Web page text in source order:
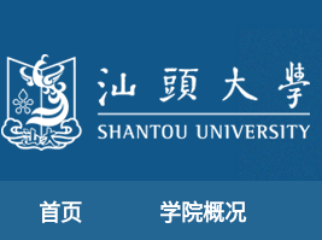
首页 学院概况